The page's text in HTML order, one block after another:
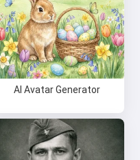
AI Avatar Generator